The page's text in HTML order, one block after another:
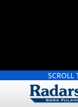
SCROLL